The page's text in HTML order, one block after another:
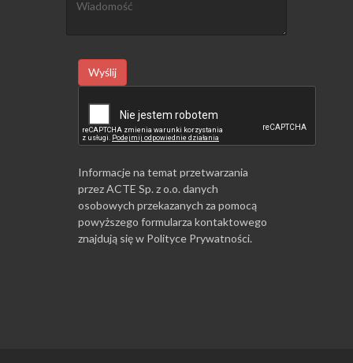
Wyślij
Informacje na temat przetwarzania
przez ACTE Sp. z o.o. danych
osobowych przekazanych za pomocą
powyższego formularza kontaktowego
znajdują się w Polityce Prywatności.